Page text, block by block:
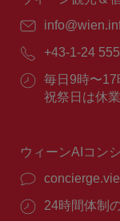
E
ー
ル：
電
番
号：
+43-1-24 555
営
業
毎日9時〜17
祝祭日は休業
ウィーンAIコン
24時間体制